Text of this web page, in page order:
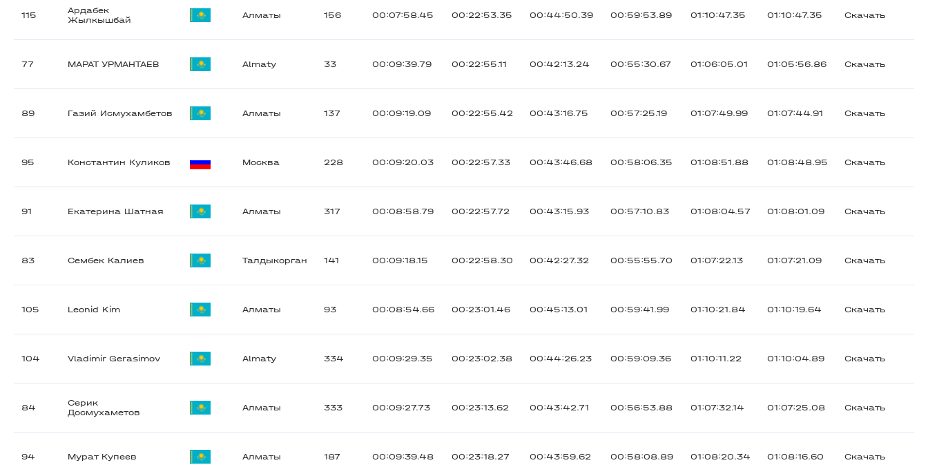
115
Ардабек
Жылкышбай
Алматы 156 00:07:58.45 00:22:53.35 00:44:50.39 00:59:53.89 01:10:47.35 01:10:47.35 Скачать
77 МАРАТ УРМАНТАЕВ Almaty 33 00:09:39.79 00:22:55.11 00:42:13.24 00:55:30.67 01:06:05.01 01:05:56.86 Скачать
89 Газий Исмухамбетов Алматы 137 00:09:19.09 00:22:55.42 00:43:16.75 00:57:25.19 01:07:49.99 01:07:44.91 Скачать
95 Константин Куликов Москва 228 00:09:20.03 00:22:57.33 00:43:46.68 00:58:06.35 01:08:51.88 01:08:48.95 Скачать
91 Екатерина Шатная Алматы 317 00:08:58.79 00:22:57.72 00:43:15.93 00:57:10.83 01:08:04.57 01:08:01.09 Скачать
83 Сембек Калиев Талдыкорган 141 00:09:18.15 00:22:58.30 00:42:27.32 00:55:55.70 01:07:22.13 01:07:21.09 Скачать
105 Leonid Kim Алматы 93 00:08:54.66 00:23:01.46 00:45:13.01 00:59:41.99 01:10:21.84 01:10:19.64 Скачать
104 Vladimir Gerasimov Almaty 334 00:09:29.35 00:23:02.38 00:44:26.23 00:59:09.36 01:10:11.22 01:10:04.89 Скачать
84
Серик
Досмухаметов
Алматы 333 00:09:27.73 00:23:13.62 00:43:42.71 00:56:53.88 01:07:32.14 01:07:25.08 Скачать
94 Мурат Купеев Алматы 187 00:09:39.48 00:23:18.27 00:43:59.62 00:58:08.89 01:08:20.34 01:08:16.60 Скачать